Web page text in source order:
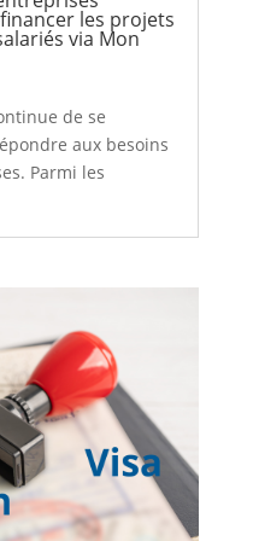
les projets
via Mon
de se
aux besoins
Parmi les